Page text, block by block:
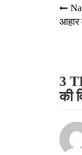
आहार
3
की